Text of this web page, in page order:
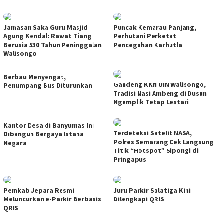
Jamasan Saka Guru Masjid
Agung Kendal: Rawat Tiang
Berusia 530 Tahun Peninggalan
Walisongo
Puncak Kemarau Panjang,
Perhutani Perketat
Pencegahan Karhutla
Berbau Menyengat,
Penumpang Bus Diturunkan
Gandeng KKN UIN Walisongo,
Tradisi Nasi Ambeng di Dusun
Ngemplik Tetap Lestari
Kantor Desa di Banyumas Ini
Dibangun Bergaya Istana
Negara
Terdeteksi Satelit NASA,
Polres Semarang Cek Langsung
Titik “Hotspot” Sipongi di
Pringapus
Pemkab Jepara Resmi
Meluncurkan e-Parkir Berbasis
QRIS
Juru Parkir Salatiga Kini
Dilengkapi QRIS